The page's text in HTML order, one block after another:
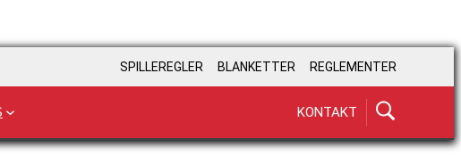
SPILLEREGLER BLANKETTER REGLEMENTER
KONTAKT